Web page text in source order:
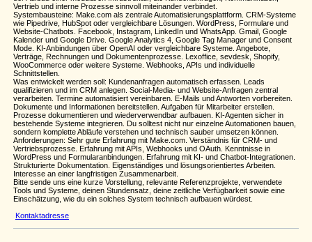
Vertrieb und interne Prozesse sinnvoll miteinander verbindet.
Systembausteine: Make.com als zentrale Automatisierungsplattform. CRM-Systeme
wie Pipedrive, HubSpot oder vergleichbare Lösungen. WordPress, Formulare und
Website-Chatbots. Facebook, Instagram, LinkedIn und WhatsApp. Gmail, Google
Kalender und Google Drive. Google Analytics 4, Google Tag Manager und Consent
Mode. KI-Anbindungen über OpenAI oder vergleichbare Systeme. Angebote,
Verträge, Rechnungen und Dokumentenprozesse. Lexoffice, sevdesk, Shopify,
WooCommerce oder weitere Systeme. Webhooks, APIs und individuelle
Schnittstellen.
Was entwickelt werden soll: Kundenanfragen automatisch erfassen. Leads
qualifizieren und im CRM anlegen. Social-Media- und Website-Anfragen zentral
verarbeiten. Termine automatisiert vereinbaren. E-Mails und Antworten vorbereiten.
Dokumente und Informationen bereitstellen. Aufgaben für Mitarbeiter erstellen.
Prozesse dokumentieren und wiederverwendbar aufbauen. KI-Agenten sicher in
bestehende Systeme integrieren. Du solltest nicht nur einzelne Automationen bauen,
sondern komplette Abläufe verstehen und technisch sauber umsetzen können.
Anforderungen: Sehr gute Erfahrung mit Make.com. Verständnis für CRM- und
Vertriebsprozesse. Erfahrung mit APIs, Webhooks und OAuth. Kenntnisse in
WordPress und Formularanbindungen. Erfahrung mit KI- und Chatbot-Integrationen.
Strukturierte Dokumentation. Eigenständiges und lösungsorientiertes Arbeiten.
Interesse an einer langfristigen Zusammenarbeit.
Bitte sende uns eine kurze Vorstellung, relevante Referenzprojekte, verwendete
Tools und Systeme, deinen Stundensatz, deine zeitliche Verfügbarkeit sowie eine
Einschätzung, wie du ein solches System technisch aufbauen würdest.
Kontaktadresse